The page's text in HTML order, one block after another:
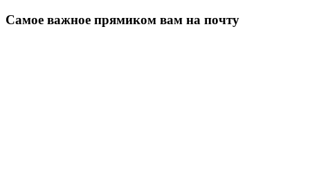
Самое важное прямиком вам на почту